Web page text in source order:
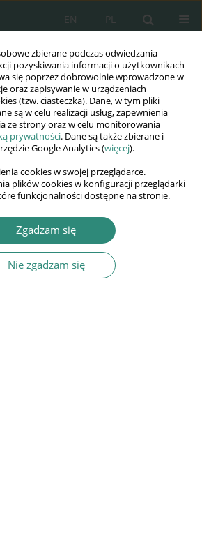
zbierane podczas odwiedzania
pozyskiwania informacji o użytkownikach
się poprzez dobrowolnie wprowadzone w
oraz zapisywanie w urządzeniach
(tzw. ciasteczka). Dane, w tym pliki
są w celu realizacji usług, zapewnienia
ze strony oraz w celu monitorowania
prywatności. Dane są także zbierane i
Google Analytics (więcej).
cookies w swojej przeglądarce.
plików cookies w konfiguracji przeglądarki
funkcjonalności dostępne na stronie.
Zgadzam się
Nie zgadzam się
PL
EN
Samoliuk
added cost between